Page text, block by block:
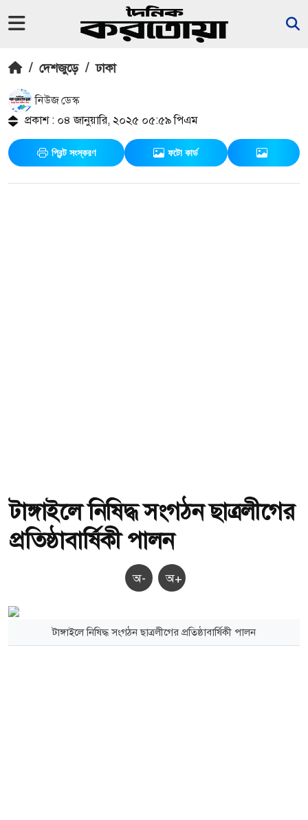
/ দেশজুড়ে / ঢাকা
নিউজ ডেস্ক
প্রকাশ : ০৪ জানুয়ারি, ২০২৫ ০৫:৫৯ পিএম
প্রিন্ট সংস্করণ ফটো কার্ড
টাঙ্গাইলে নিষিদ্ধ সংগঠন ছাত্রলীগের
প্রতিষ্ঠাবার্ষিকী পালন
অ- অ+
টাঙ্গাইলে নিষিদ্ধ সংগঠন ছাত্রলীগের প্রতিষ্ঠাবার্ষিকী পালন